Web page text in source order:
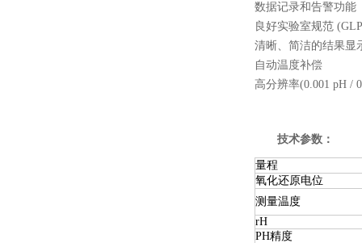
数据记录和告警功能
良好实验室规范
清晰、简洁的结果显
自动温度补偿
高分辨率(0.001 pH /
技术参数：
量程
氧化还原电位
测量温度
rH
PH精度